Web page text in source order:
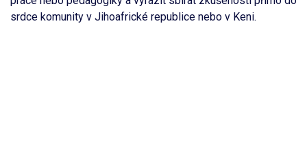
srdce komunity v Jihoafrické republice nebo v Keni.